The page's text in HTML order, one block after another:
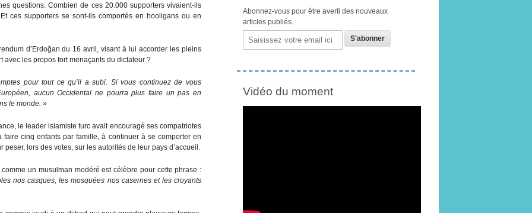
questions. Combien de ces 20.000 supporters vivaient-ils
ces supporters se sont-ils comportés en hooligans ou en
d’Erdoğan du 16 avril, visant à lui accorder les pleins
avec les propos fort menaçants du dictateur ?
pour tout ce qu’il a subi. Si vous continuez de vous
aucun Occidental ne pourra plus faire un pas en
le monde. »
le leader islamiste turc avait encouragé ses compatriotes
faire cinq enfants par famille, à continuer à se comporter en
lors des votes, sur les autorités de leur pays d’accueil.
un musulman modéré est célèbre pour cette phrase :
nos casques, les mosquées nos casernes et les croyants
Abonnez-vous pour être averti des nouveaux
articles publiés.
Email
Vidéo du moment